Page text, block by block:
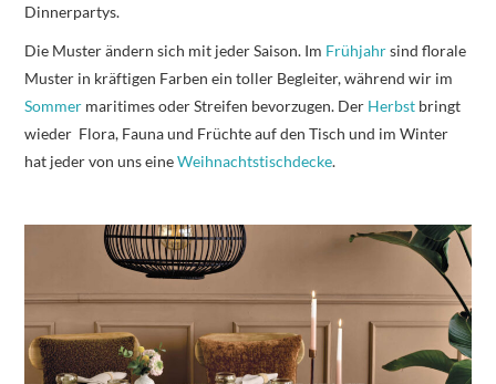
Dinnerpartys.
Die Muster ändern sich mit jeder Saison. Im Frühjahrsind florale
Muster in kräftigen Farben ein toller Begleiter, während wir im
Sommer maritimes oder Streifen bevorzugen. Der Herbst bringt
wieder Flora, Fauna und Früchte auf den Tisch und im Winter
hat jeder von uns eineWeihnachtstischdecke.